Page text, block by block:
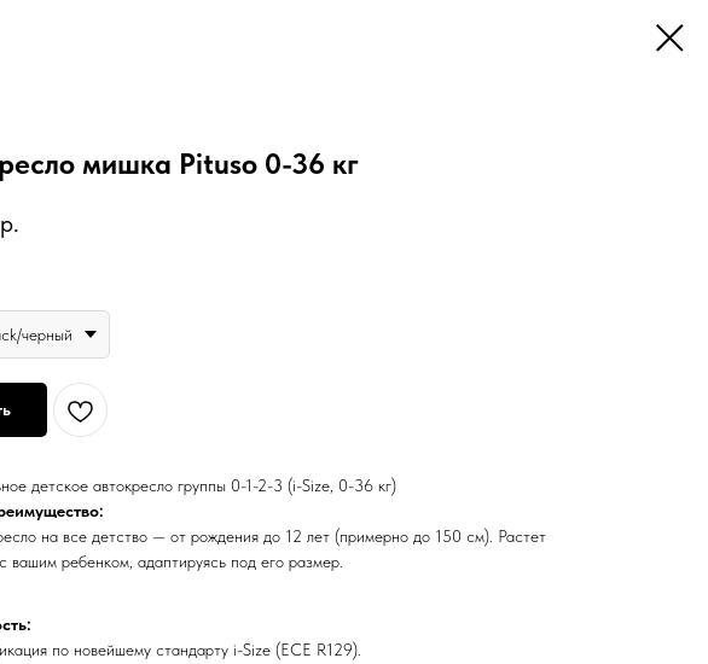
мишка Pituso 0-36 кг
р.
черный
детское автокресло группы 0-1-2-3 (i-Size, 0-36 кг)
на все детство — от рождения до 12 лет (примерно до 150 см). Растет
вашим ребенком, адаптируясь под его размер.
по новейшему стандарту i-Size (ECE R129).